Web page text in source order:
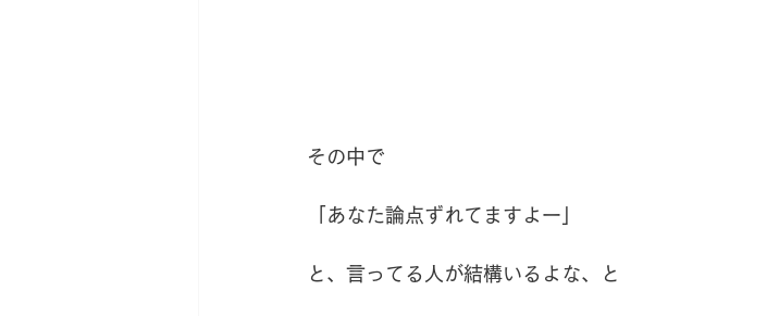
その中で
「あなた論点ずれてますよー」
と、言ってる人が結構いるよな、と